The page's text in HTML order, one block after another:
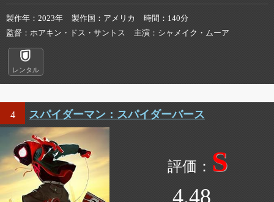
製作年 2023年 製作国 アメリカ 時間
140分
監督
ホアキン・ドス・サントス 主演 シャメイク・ムーア
レンタル
4 スパイダーマン：スパイダーバース
S
4.48